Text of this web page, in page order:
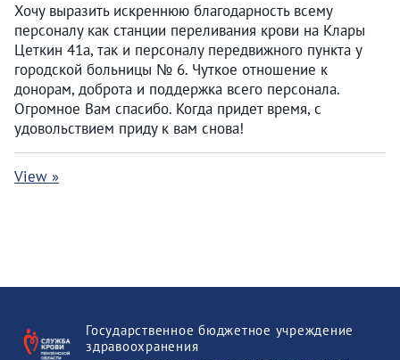
Хочу выразить искреннюю благодарность всему
персоналу как станции переливания крови на Клары
Цеткин 41а, так и персоналу передвижного пункта у
городской больницы № 6. Чуткое отношение к
донорам, доброта и поддержка всего персонала.
Огромное Вам спасибо. Когда придет время, с
удовольствием приду к вам снова!
View »
Государственное бюджетное учреждение
здравоохранения